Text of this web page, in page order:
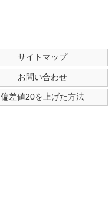
サイトマップ
お問い合わせ
偏差値20を上げた方法